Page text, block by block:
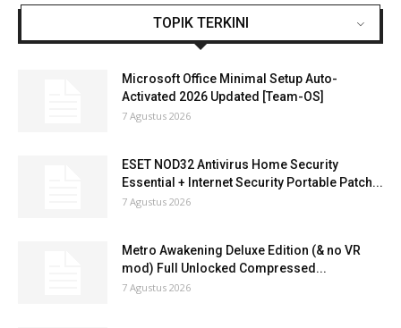
TOPIK TERKINI
Microsoft Office Minimal Setup Auto-
Activated 2026 Updated [Team-OS]
7 Agustus 2026
ESET NOD32 Antivirus Home Security
Essential + Internet Security Portable Patch...
7 Agustus 2026
Metro Awakening Deluxe Edition (& no VR
mod) Full Unlocked Compressed...
7 Agustus 2026